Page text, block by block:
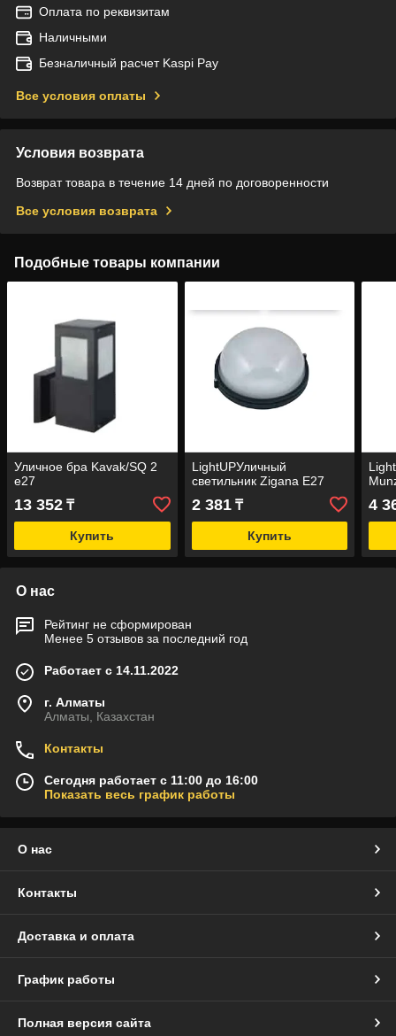
Оплата по реквизитам
Наличными
Безналичный расчет Kaspi Pay
Все условия оплаты
Условия возврата
Возврат товара в течение 14 дней по договоренности
Все условия возврата
Подобные товары компании
Уличное бра Kavak/SQ 2
е27
13 352 ₸
Купить
LightUPУличный
светильник Zigana Е27
2 381₸
Купить
4
О нас
Рейтинг не сформирован
Менее 5 отзывов за последний год
Работает с 14.11.2022
г. Алматы
Алматы, Казахстан
Контакты
Сегодня работает с 11:00 до 16:00
Показать весь график работы
О нас
Контакты
Доставка и оплата
График работы
Полная версия сайта